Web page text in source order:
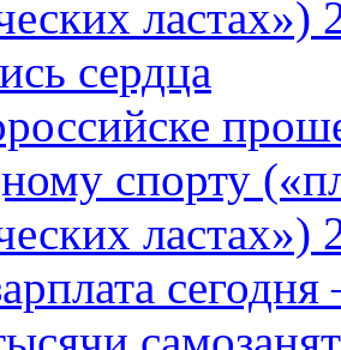
сердца
спорту
ластах»)